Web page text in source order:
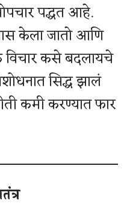
पद्धत आहे.
केला जातो आणि
विचार कसे बदलायचे
सिद्ध झालं
कमी करण्यात फार